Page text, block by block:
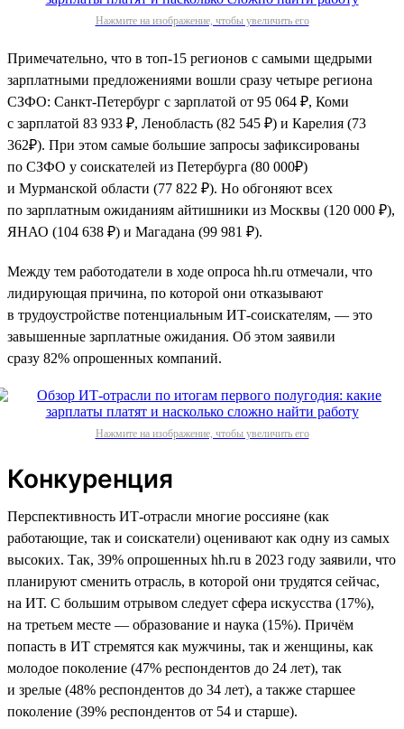
Нажмите на изображение, чтобы увеличить его
Примечательно, что в топ-15 регионов с самыми щедрыми
зарплатными предложениями вошли сразу четыре региона
СЗФО: Санкт-Петербург с зарплатой от 95 064 ₽, Коми
с зарплатой 83 933 ₽, Ленобласть (82 545 ₽) и Карелия (73
362₽). При этом самые большие запросы зафиксированы
по СЗФО у соискателей из Петербурга (80 000₽)
и Мурманской области (77 822 ₽). Но обгоняют всех
по зарплатным ожиданиям айтишники из Москвы (120 000 ₽),
ЯНАО (104 638 ₽) и Магадана (99 981 ₽).
Между тем работодатели в ходе опроса hh.ru отмечали, что
лидирующая причина, по которой они отказывают
в трудоустройстве потенциальным ИТ-соискателям, — это
завышенные зарплатные ожидания. Об этом заявили
сразу 82% опрошенных компаний.
Нажмите на изображение, чтобы увеличить его
Конкуренция
Перспективность ИТ-отрасли многие россияне (как
работающие, так и соискатели) оценивают как одну из самых
высоких. Так, 39% опрошенных hh.ru в 2023 году заявили, что
планируют сменить отрасль, в которой они трудятся сейчас,
на ИТ. С большим отрывом следует сфера искусства (17%),
на третьем месте — образование и наука (15%). Причём
попасть в ИТ стремятся как мужчины, так и женщины, как
молодое поколение (47% респондентов до 24 лет), так
и зрелые (48% респондентов до 34 лет), а также старшее
поколение (39% респондентов от 54 и старше).